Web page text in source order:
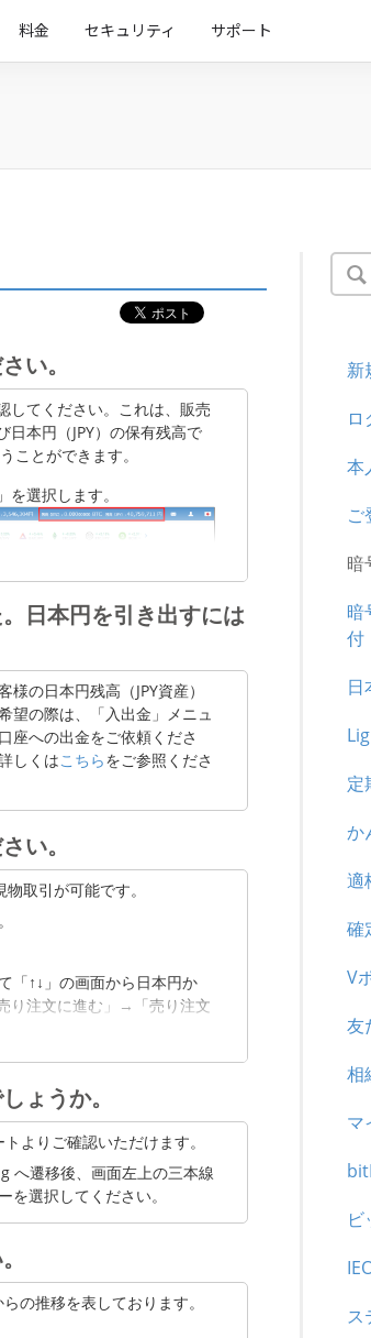
料金 セキュリティ サポート
い。
してください。これは、販売
本円（JPY）の保有残高で
ことができます。
選択します。
面から日本円かBTCを切り替
文に進む」を選択します。
日本円を引き出すには
の日本円残高（JPY資産）
望の際は、「入出金」メニュ
座への出金をご依頼くださ
しくはこちらをご参照くださ
い。
取引が可能です。
「↑↓」の画面から日本円か
り注文に進む」→「売り注文
「コインを売る」を選択
スマートフォンブラウザに
「指値」「成行」「特殊」
ょうか。
よりご確認いただけます。
遷移後、画面左上の三本線
選択してください。
の推移を表しております。
新
本
ご
暗
暗
付
日
定
か
適
確
V
友
相
マ
ス